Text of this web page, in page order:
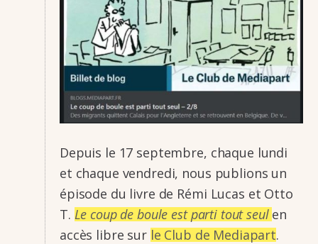
FLIP-
BOOK
Depuis le 17 septembre, chaque lundi
et chaque vendredi, nous publions un
épisode du livre de Rémi Lucas et Otto
T. Le coup de boule est parti tout seul en
accès libre sur le Club de Media­part.